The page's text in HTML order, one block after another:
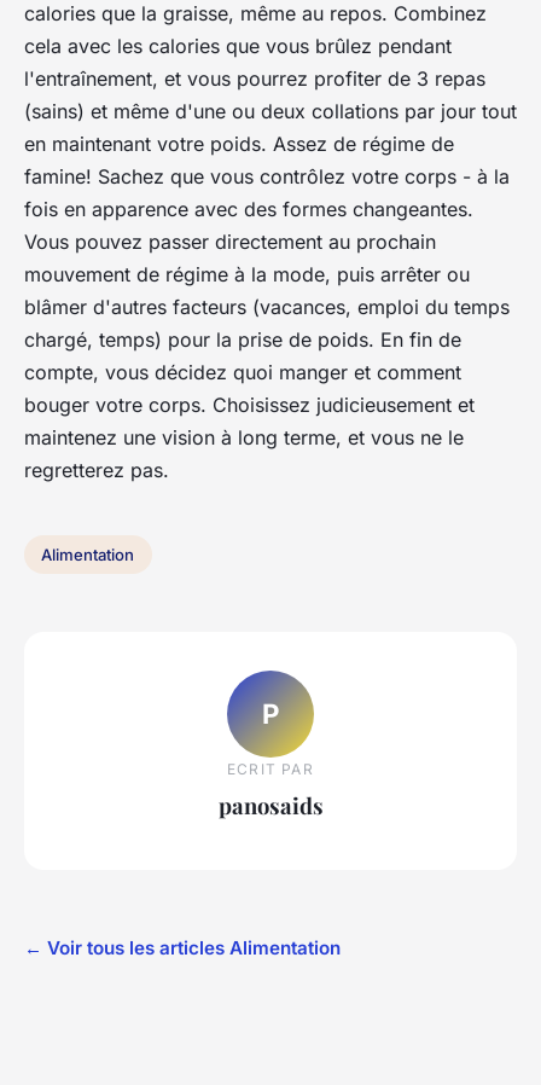
calories que la graisse, même au repos. Combinez
cela avec les calories que vous brûlez pendant
l'entraînement, et vous pourrez profiter de 3 repas
(sains) et même d'une ou deux collations par jour tout
en maintenant votre poids. Assez de régime de
famine! Sachez que vous contrôlez votre corps - à la
fois en apparence avec des formes changeantes.
Vous pouvez passer directement au prochain
mouvement de régime à la mode, puis arrêter ou
blâmer d'autres facteurs (vacances, emploi du temps
chargé, temps) pour la prise de poids. En fin de
compte, vous décidez quoi manger et comment
bouger votre corps. Choisissez judicieusement et
maintenez une vision à long terme, et vous ne le
regretterez pas.
Alimentation
P
ECRIT PAR
panosaids
← Voir tous les articles Alimentation